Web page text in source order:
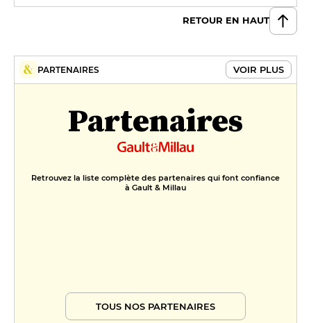
RETOUR EN HAUT
PARTENAIRES VOIR PLUS
Partenaires
Retrouvez la liste complète des partenaires qui font confiance
à Gault & Millau
TOUS NOS PARTENAIRES